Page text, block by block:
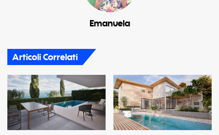
Emanuela
Articoli Correlati